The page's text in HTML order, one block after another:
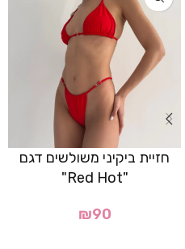
חזיית ביקיני משולשים דגם
"Red Hot"
₪90